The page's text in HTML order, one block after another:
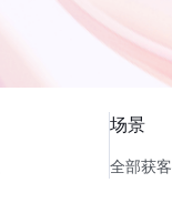
场景
全部获客